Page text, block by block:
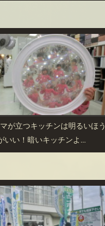
が立つキッチンは明るいほう
いい！暗いキッチンよ...